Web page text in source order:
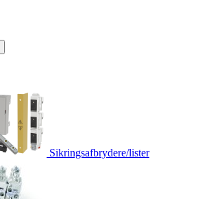
Sikringsafbrydere/lister